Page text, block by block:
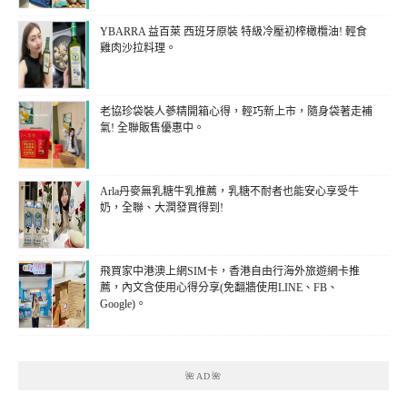
YBARRA 益百萊 西班牙原裝 特級冷壓初榨橄欖油! 輕食
雞肉沙拉料理。
老協珍袋裝人蔘精開箱心得，輕巧新上市，隨身袋著走補
氣! 全聯販售優惠中。
Arla丹麥無乳糖牛乳推薦，乳糖不耐者也能安心享受牛
奶，全聯、大潤發買得到!
飛買家中港澳上網SIM卡，香港自由行海外旅遊網卡推
薦，內文含使用心得分享(免翻牆使用LINE、FB、
Google)。
🌺AD🌺